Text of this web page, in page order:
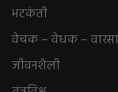
भटकंती
वेचक – वेधक – वारसा
जीवनशैली